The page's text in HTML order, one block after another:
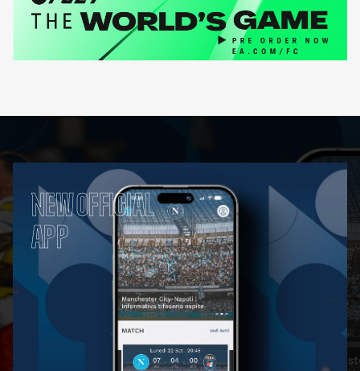
NEW OFFICIAL
APP